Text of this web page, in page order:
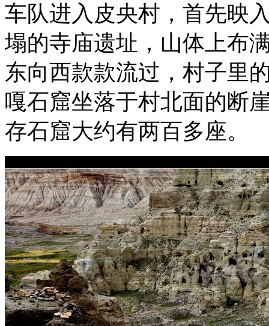
车队进入皮央村，首先映
塌的寺庙遗址，山体上布
东向西款款流过，村子里
嘎石窟坐落于村北面的断
存石窟大约有两百多座。